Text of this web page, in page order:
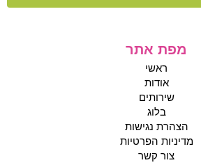
מפת אתר
ראשי
אודות
שירותים
בלוג
הצהרת נגישות
מדיניות הפרטיות
צור קשר